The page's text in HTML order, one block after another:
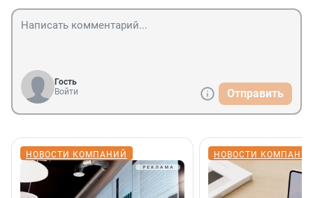
Гость
Войти
Отправить
НОВОСТИ КОМПАНИЙ НОВОСТИ